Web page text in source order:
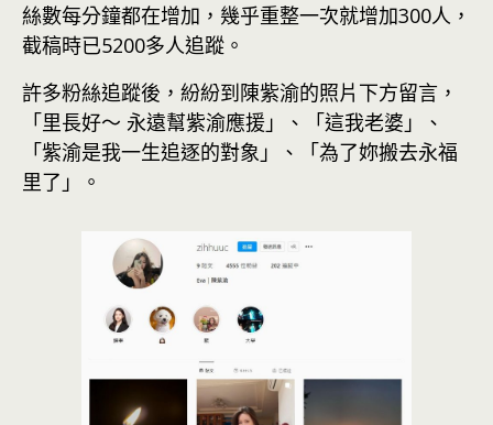
絲數每分鐘都在增加，幾乎重整一次就增加300人，
截稿時已5200多人追蹤。
許多粉絲追蹤後，紛紛到陳紫渝的照片下方留言，
「里長好～ 永遠幫紫渝應援」、「這我老婆」、
「紫渝是我一生追逐的對象」、「為了妳搬去永福
里了」。